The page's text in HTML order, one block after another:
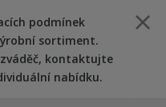
podmínek
sortiment.
kontaktujte
nabídku.